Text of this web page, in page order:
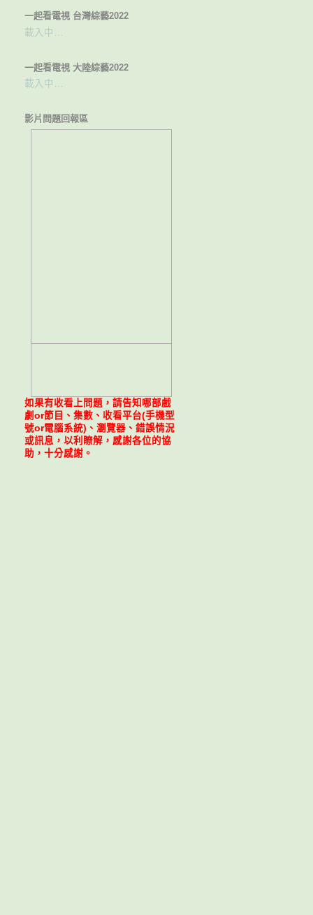
一起看電視 台灣綜藝2022
載入中…
一起看電視 大陸綜藝2022
載入中…
影片問題回報區
如果有收看上問題，請告知哪部戲
劇or節目、集數、收看平台(手機型
號or電腦系統)、瀏覽器、錯誤情況
或訊息，以利瞭解，感謝各位的協
助，十分感謝。